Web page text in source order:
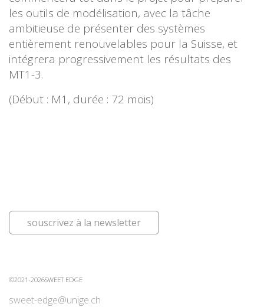
les outils de modélisation, avec la tâche
ambitieuse de présenter des systèmes
entièrement renouvelables pour la Suisse, et
intégrera progressivement les résultats des
MT1-3.
(Début : M1, durée : 72 mois)
souscrivez à la newsletter
©2021-2026SWEET EDGE
sweet-edge@unige.ch